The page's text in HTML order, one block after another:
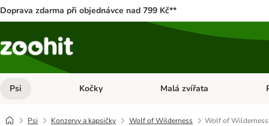
Doprava zdarma při objednávce nad 799 Kč**
Psi Otevřít menu: Psi
Kočky Otevřít menu: Kočky
Malá zvířata
Psi Konzervy a kapsičky Wolf of Wilderness Wolf of